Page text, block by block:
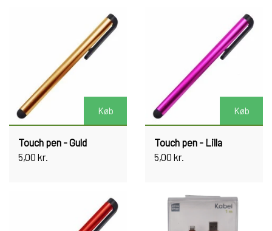
Køb
Touch pen - Guld
5,00 kr.
Køb
Touch pen - Lilla
5,00 kr.